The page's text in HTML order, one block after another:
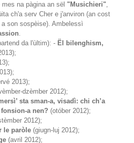
mes na pàgina an sël "Musichieri",
ch'a serv Cher e j'anviron (an cost
son sospèise). Ambelessì
.
da l'ùltim): - Ël bilenghism,
2013);
dzèmber 2012);
sta sman-a, visadì: chi ch’a
fonsion-a nen? (otóber 2012);
2012);
le paròle (giugn-luj 2012);
(avril 2012);